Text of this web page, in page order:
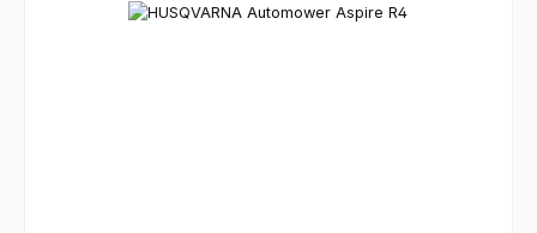
Bildergalerie überspringen